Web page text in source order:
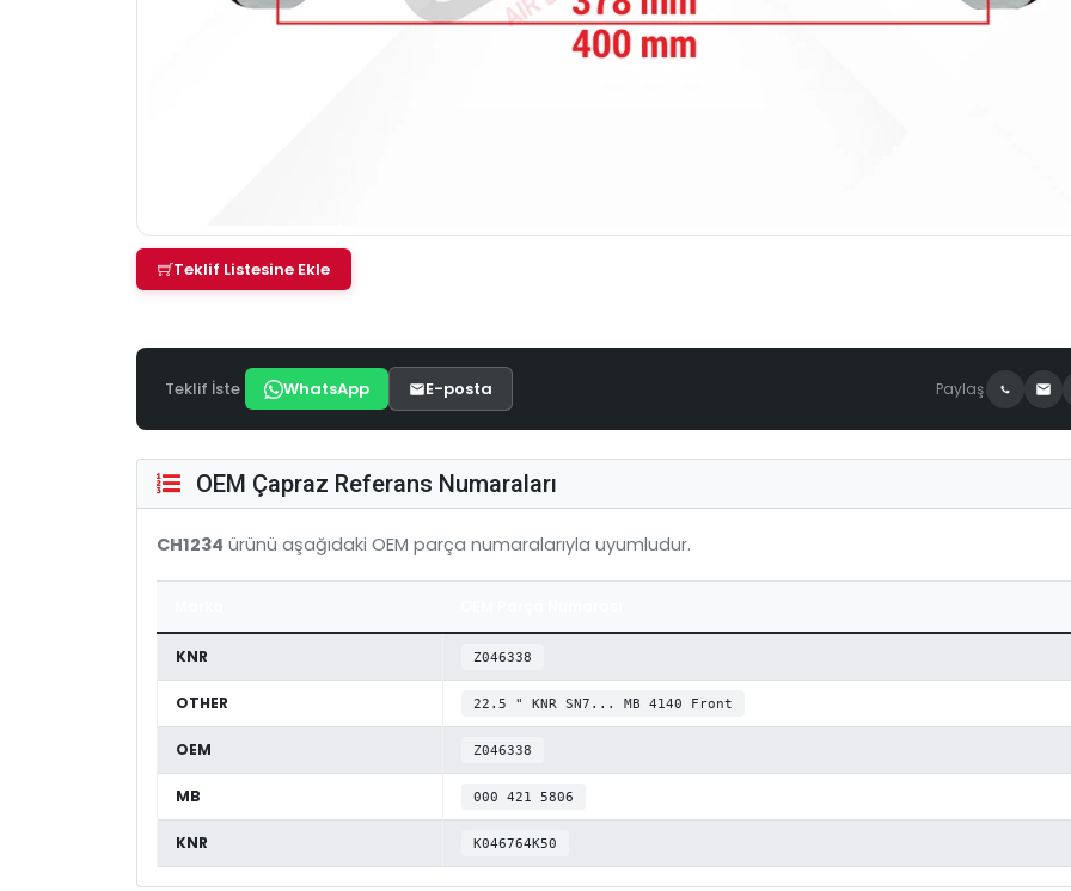
Teklif Listesine Ekle
Teklif İste WhatsApp E-posta Paylaş
OEM Çapraz Referans Numaraları
CH1234 ürünü aşağıdaki OEM parça numaralarıyla uyumludur.
KNR Z046338
OTHER 22.5 " KNR SN7... MB 4140 Front
OEM Z046338
MB 000 421 5806
KNR K046764K50